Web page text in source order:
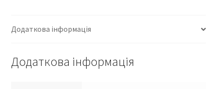
Додаткова інформація
Додаткова інформація